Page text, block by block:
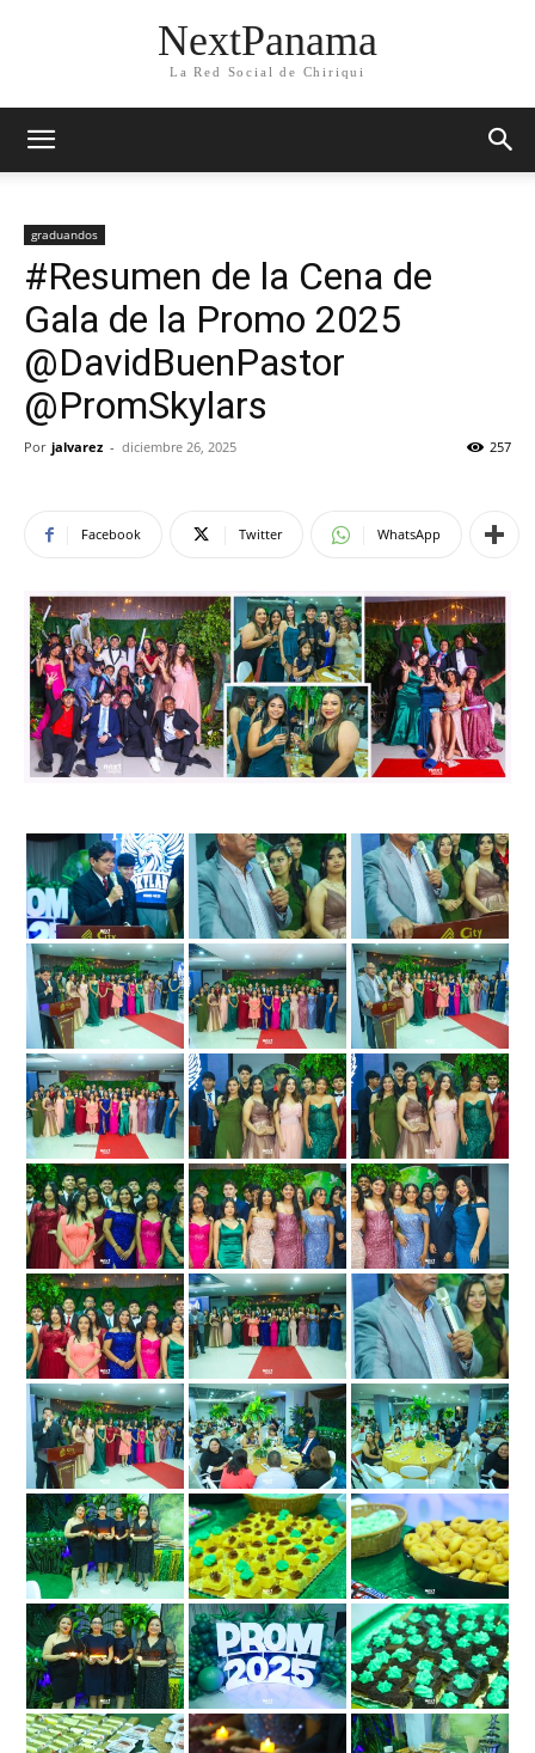
NextPanama
La Red Social de Chiriqui
graduandos
#Resumen de la Cena de
Gala de la Promo 2025
@DavidBuenPastor
@PromSkylars
Por jalvarez - diciembre 26, 2025 257
Facebook Twitter WhatsApp